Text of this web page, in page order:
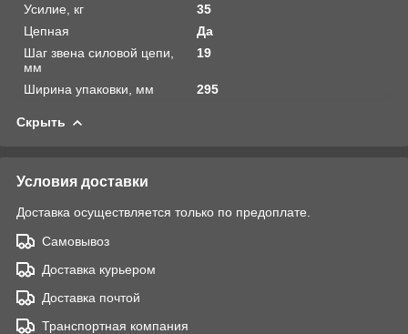
Усилие, кг
35
Цепная
Да
Шаг звена силовой цепи,
мм
19
Ширина упаковки, мм 295
Скрыть
Условия доставки
Доставка осуществляется только по предоплате.
Самовывоз
Доставка курьером
Доставка почтой
Транспортная компания